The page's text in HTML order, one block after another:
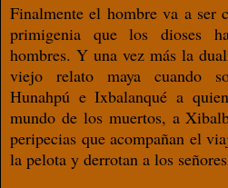
Finalmente el hombre va a ser
primigenia que los dioses
hombres. Y una vez más la
viejo relato maya cuando
Hunahpú e Ixbalanqué a
mundo de los muertos, a
peripecias que acompañan el
la pelota y derrotan a los